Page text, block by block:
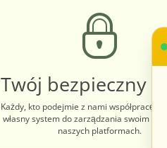
Twój bezpieczny
Każdy, kto podejmie z nami współpracę,
własny system do zarządzania swoim
naszych platformach.